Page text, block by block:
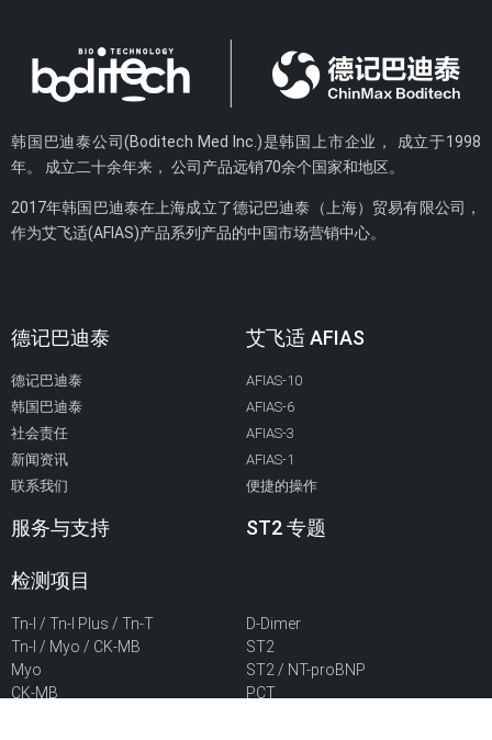
韩国巴迪泰公司(Boditech Med Inc.)是韩国上市企业， 成立于1998
年。 成立二十余年来， 公司产品远销70余个国家和地区。
2017年韩国巴迪泰在上海成立了德记巴迪泰（上海）贸易有限公司，
作为艾飞适(AFIAS)产品系列产品的中国市场营销中心。
德记巴迪泰
德记巴迪泰
韩国巴迪泰
社会责任
新闻资讯
联系我们
服务与支持
艾飞适 AFIAS
AFIAS-10
AFIAS-6
AFIAS-3
AFIAS-1
便捷的操作
ST2 专题
检测项目
Tn-I / Tn-I Plus / Tn-T
Tn-I / Myo / CK-MB
Myo
CK-MB
D-Dimer
ST2
ST2 / NT-proBNP
PCT